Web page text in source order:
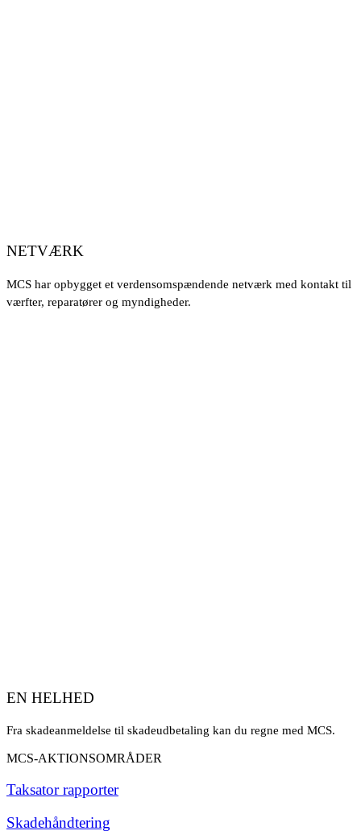
NETVÆRK
MCS har opbygget et verdensomspændende netværk med kontakt til
værfter, reparatører og myndigheder.
EN HELHED
Fra skadeanmeldelse til skadeudbetaling kan du regne med MCS.
MCS-AKTIONSOMRÅDER
Taksator rapporter
Skadehåndtering